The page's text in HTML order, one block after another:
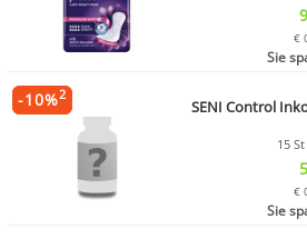
€
Sie
SENI Control
15
€
Sie
-10%2